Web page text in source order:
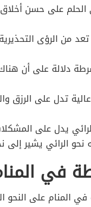
على حسن أخلاق
تعد من الرؤى
دلالة على أن
تدل على الرزق
يدل على
الرائي يشير إلى
في
المنام على النحو